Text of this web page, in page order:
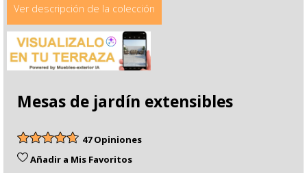
Ver descripción de la colección
Mesas de jardín extensibles
47 Opiniones
Añadir a Mis Favoritos